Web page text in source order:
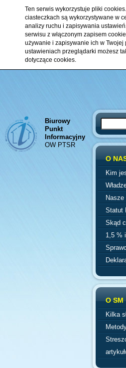
Ten serwis wykorzystuje pliki
ciasteczkach są wykorzystywane w
analizy ruchu i zapisywania
serwisu z włączonym zapisem
używanie i zapisywanie ich w Twojej
ustawieniach przeglądarki możesz
dotyczące cookies.
Biurowy
Punkt
Informacyjny
OW PTSR
Search
O
Kim
Nasze
Statut
Skąd
1,5 %
O SM
Kilka